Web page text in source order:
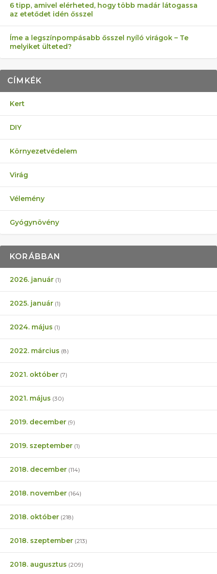
6 tipp, amivel elérheted, hogy több madár látogassa
az etetődet idén ősszel
Íme a legszínpompásabb ősszel nyíló virágok – Te
melyiket ülteted?
CÍMKÉK
Kert
DIY
Környezetvédelem
Virág
Vélemény
Gyógynövény
KORÁBBAN
2026. január (1)
2025. január (1)
2024. május (1)
2022. március (8)
2021. október (7)
2021. május (30)
2019. december (9)
2019. szeptember (1)
2018. december (114)
2018. november (164)
2018. október (218)
2018. szeptember (213)
2018. augusztus (209)